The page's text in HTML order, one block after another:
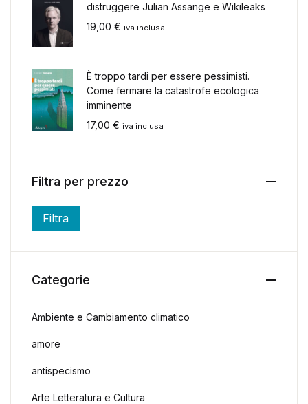
distruggere Julian Assange e Wikileaks
19,00 € iva inclusa
È troppo tardi per essere pessimisti.
Come fermare la catastrofe ecologica
imminente
17,00 € iva inclusa
Filtra per prezzo
Prezzo Min
Prezzo Max
Filtra
Categorie
Ambiente e Cambiamento climatico
amore
antispecismo
Arte Letteratura e Cultura